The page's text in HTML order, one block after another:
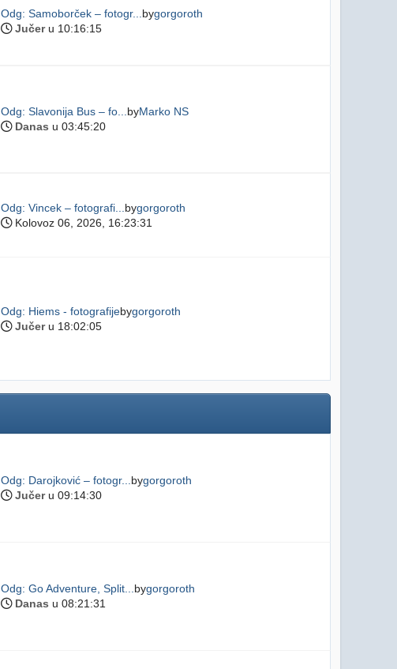
Odg: Samoborček – fotogr... bygorgoroth
Jučeru 10:16:15
Odg: Slavonija Bus – fo... byMarko NS
Danas u 03:45:20
Odg: Vincek – fotografi... bygorgoroth
Kolovoz 06, 2026, 16:23:31
Odg: Hiems - fotografijebygorgoroth
Jučeru 18:02:05
Odg: Darojković – fotogr... bygorgoroth
Jučeru 09:14:30
Odg: Go Adventure, Split... bygorgoroth
Danas u 08:21:31